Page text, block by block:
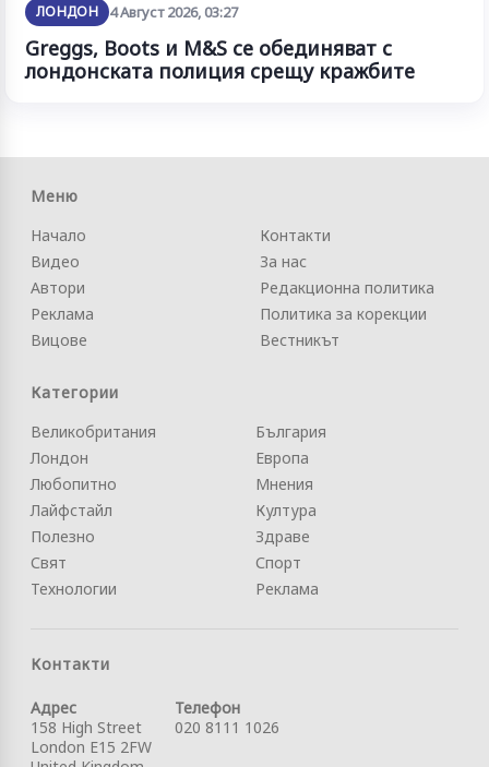
ЛОНДОН 4 Август 2026, 03:27
Greggs, Boots и M&S се обединяват с
лондонската полиция срещу кражбите
Меню
Начало
Видео
Автори
Реклама
Вицове
Контакти
За нас
Редакционна политика
Политика за корекции
Вестникът
Категории
Великобритания
Лондон
Любопитно
Лайфстайл
Полезно
Свят
Технологии
България
Европа
Мнения
Култура
Здраве
Спорт
Реклама
Контакти
Адрес
158 High Street
London E15 2FW
Телефон
020 8111 1026